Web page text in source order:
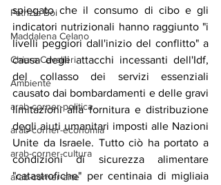
Patrizia Boi
Maddalena Celano
Chiara Cavalieri
Ambiente
arab-corner-politica
arab-corner-economia
arab-corner-cultura
arab-corner-arte
spiegato che il consumo di cibo e gli
indicatori nutrizionali hanno raggiunto "i
livelli peggiori dall'inizio del conflitto" a
causa degli attacchi incessanti dell'Idf,
del collasso dei servizi essenziali
causato dai bombardamenti e delle gravi
limitazioni alla fornitura e distribuzione
degli aiuti umanitari imposti alle Nazioni
Unite da Israele. Tutto ciò ha portato a
condizioni di sicurezza alimentare
"catastrofiche" per centinaia di migliaia